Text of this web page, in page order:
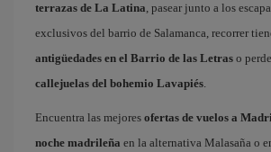
terrazas de La Latina, pasear junto a los
exclusivos del barrio de Salamanca, recorrer
antigüedades en el Barrio de las Letras o
callejuelas del bohemio Lavapiés.
Encuentra las mejores ofertas de vuelos a
noche madrileña en la alternativa Malasaña o